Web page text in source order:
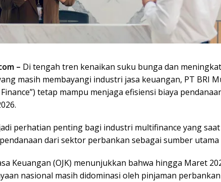
– Di tengah tren kenaikan suku bunga dan
masih membayangi industri jasa keuangan, PT BRI
Finance”) tetap mampu menjaga efisiensi biaya
perhatian penting bagi industri multifinance yang
dari sektor perbankan sebagai sumber utama
Keuangan (OJK) menunjukkan bahwa hingga Maret
nasional masih didominasi oleh pinjaman